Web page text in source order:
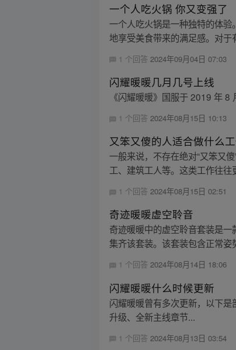
一个人吃火锅 你又变强了
一个人吃火锅是一种独特的体
地享受美食带来的满足感。对
1 个回答 2024年09月04日 07:03
闪耀暖暖几月几号上线
《闪耀暖暖》国服于 2019 年
1 个回答2024年08月15日 10:13
又笨又傻的人适合做什么
一般来说，不存在绝对“又笨又
工、建筑工人等。这类工作往
1 个回答2024年08月15日 02:51
奇迹暖暖虚空聆音
奇迹暖暖中的虚空聆音套装是
集齐该套装。该套装包含正常姿
1 个回答2024年08月14日 18:06
闪耀暖暖什么时候更新
闪耀暖暖曾有多次更新，以下
升级、全新主线章节...
1 个回答 2024年08月13日 03:54